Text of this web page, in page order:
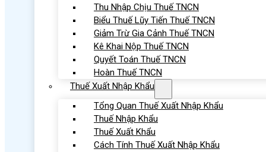
Thu Nhập Chịu Thuế TNCN
Biểu Thuế Lũy Tiến Thuế TNCN
Giảm Trừ Gia Cảnh Thuế TNCN
Kê Khai Nộp Thuế TNCN
Quyết Toán Thuế TNCN
Hoàn Thuế TNCN
Thuế Xuất Nhập Khẩu
Tổng Quan Thuế Xuất Nhập Khẩu
Thuế Nhập Khẩu
Thuế Xuất Khẩu
Cách Tính Thuế Xuất Nhập Khẩu